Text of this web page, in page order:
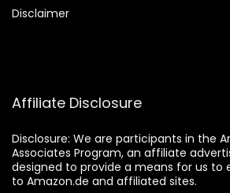
Disclaimer
Affiliate Disclosure
Disclosure: We are participants in the
Associates Program, an affiliate
designed to provide a means for us to
to Amazon.de and affiliated sites.